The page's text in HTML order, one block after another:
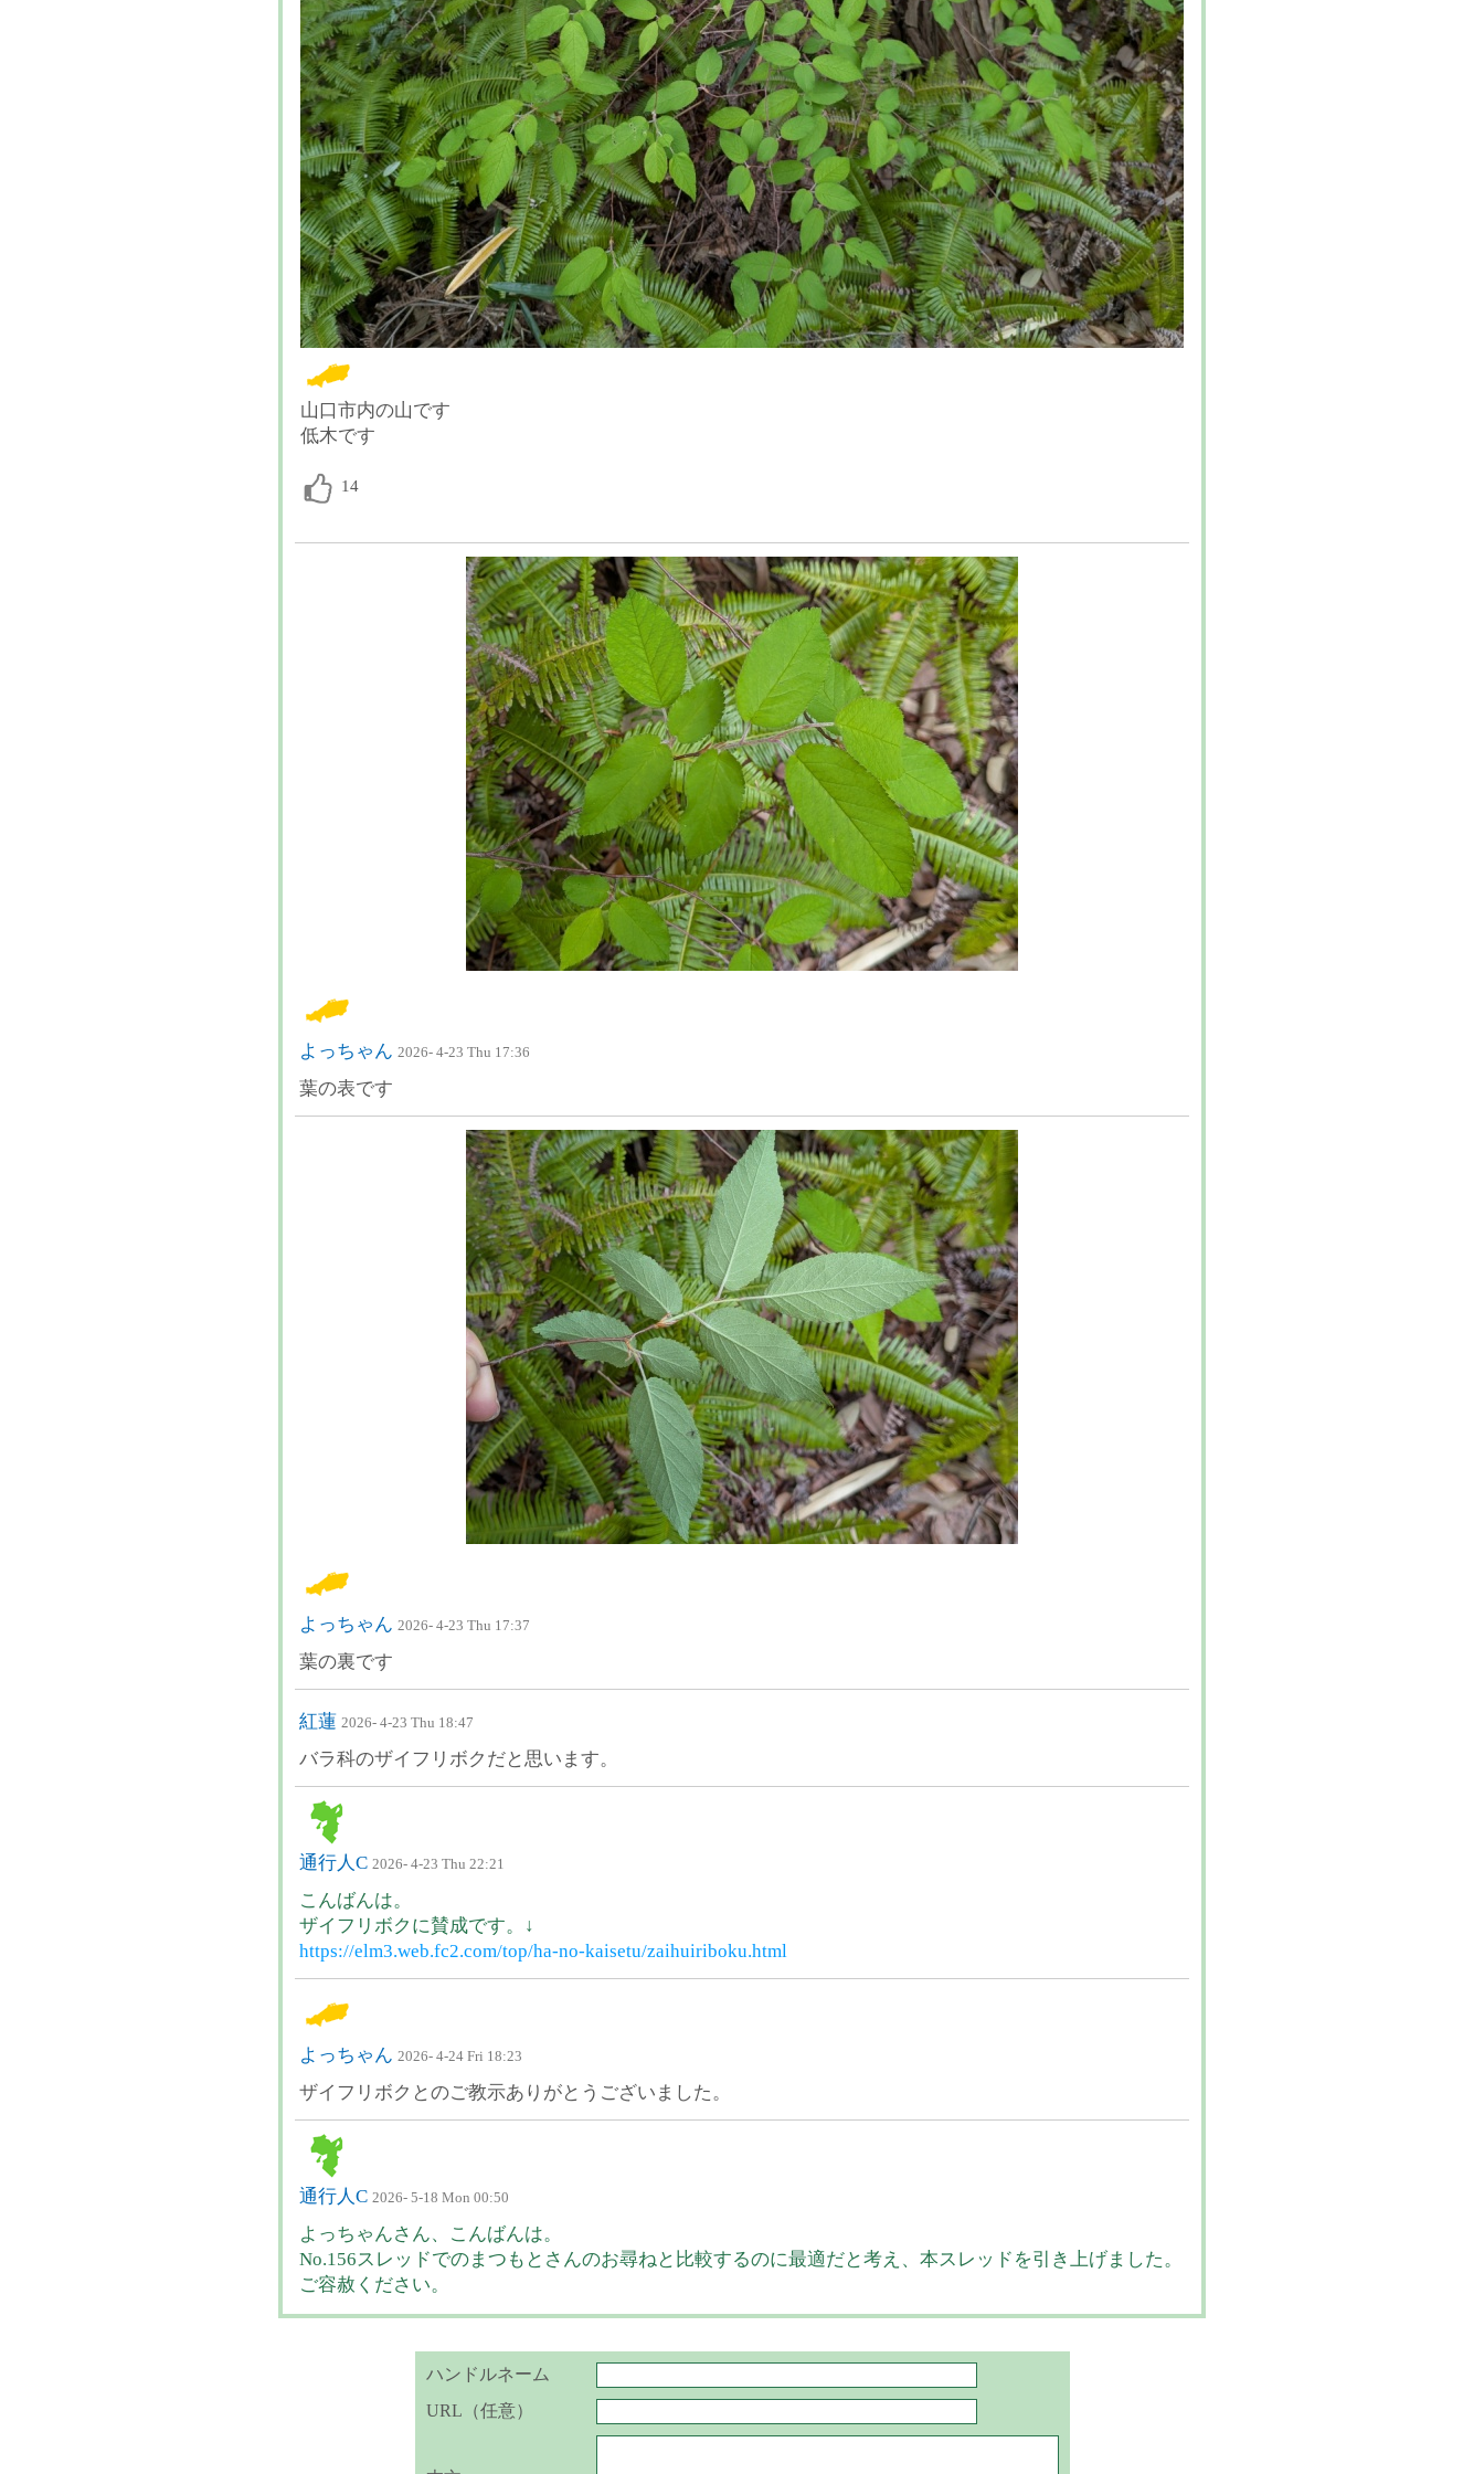
山口市内の山です
低木です
よっちゃん 2026- 4-23 Thu 17:36
葉の表です
よっちゃん 2026- 4-23 Thu 17:37
葉の裏です
紅蓮 2026- 4-23 Thu 18:47
バラ科のザイフリボクだと思います。
通行人C 2026- 4-23 Thu 22:21
こんばんは。
ザイフリボクに賛成です。↓
https://elm3.web.fc2.com/top/ha-no-kaisetu/zaihuiriboku.html
よっちゃん 2026- 4-24 Fri 18:23
ザイフリボクとのご教示ありがとうございました。
通行人C 2026- 5-18 Mon 00:50
よっちゃんさん、こんばんは。
No.156スレッドでのまつもとさんのお尋ねと比較するのに最適だと考え、本スレッドを引き上げました。
ご容赦ください。
ハンドルネーム
URL（任意）